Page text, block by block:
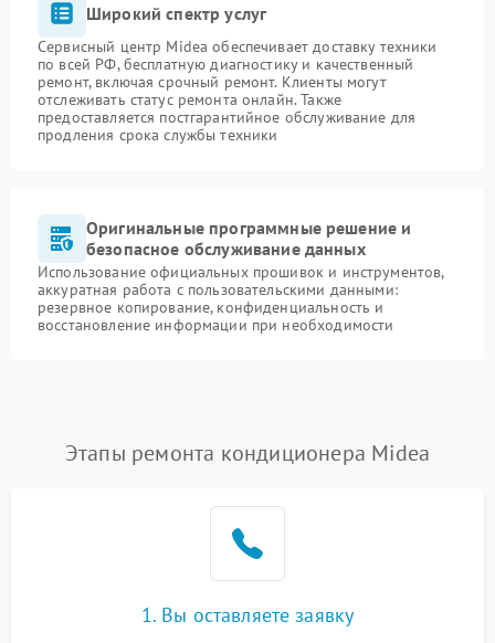
Широкий спектр услуг
Сервисный центр Midea обеспечивает доставку техники
по всей РФ, бесплатную диагностику и качественный
ремонт, включая срочный ремонт. Клиенты могут
отслеживать статус ремонта онлайн. Также
предоставляется постгарантийное обслуживание для
продления срока службы техники
Оригинальные программные решение и
безопасное обслуживание данных
Использование официальных прошивок и инструментов,
аккуратная работа с пользовательскими данными:
резервное копирование, конфиденциальность и
восстановление информации при необходимости
Этапы ремонта кондиционера Midea
1. Вы оставляете заявку